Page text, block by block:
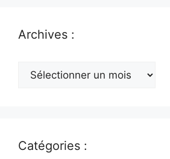
Archives :
Archives
Catégories :